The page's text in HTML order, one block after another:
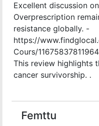
Excellent discussion
Overprescription
resistance globally. -
https://
Cours/
This review highlights
cancer survivorship. .
Femttu